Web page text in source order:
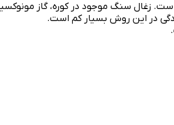
زغال سنگ موجود در کوره، گاز